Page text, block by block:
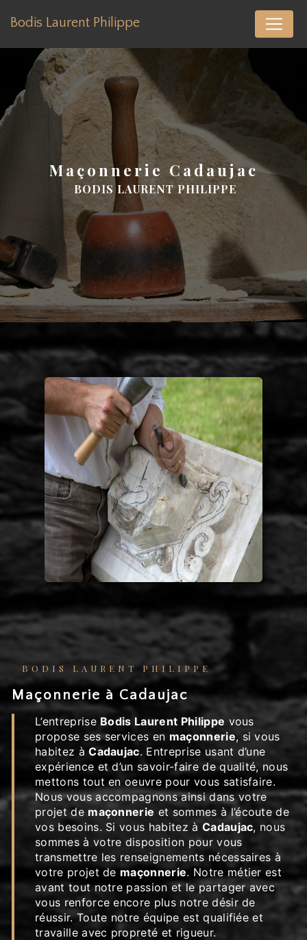
Bodis Laurent Philippe
maçonnerie Cadaujac
BODIS LAURENT PHILIPPE
BODIS LAURENT PHILIPPE
maçonnerie à Cadaujac
L’entreprise Bodis Laurent Philippe vous
propose ses services en maçonnerie, si vous
habitez àCadaujac. Entreprise usant d’une
expérience et d’un savoir-faire de qualité, nous
mettons tout en oeuvre pour vous satisfaire.
Nous vous accompagnons ainsi dans votre
projet de maçonnerie et sommes à l’écoute de
vos besoins. Si vous habitez à Cadaujac, nous
sommes à votre disposition pour vous
transmettre les renseignements nécessaires à
votre projet de maçonnerie. Notre métier est
avant tout notre passion et le partager avec
vous renforce encore plus notre désir de
réussir. Toute notre équipe est qualifiée et
travaille avec propreté et rigueur.